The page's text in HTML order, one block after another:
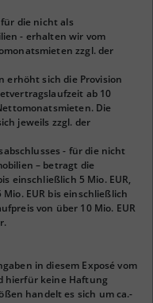
die nicht als
- erhalten wir vom
zzgl. der
erhöht sich die Provision
ab 10
Die
jeweils zzgl. der
- für die nicht
– betragt die
einschließlich 5 Mio. EUR,
EUR bis einschließlich
von über 10 Mio. EUR
in diesem Exposé vom
hierfür keine Haftung
handelt es sich um ca.-